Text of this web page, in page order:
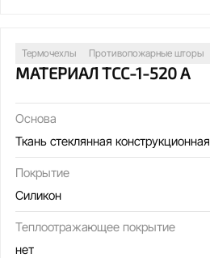
Термочехлы Противопожарные шторы
МАТЕРИАЛ ТСС-1-520 А
Основа
Ткань стеклянная конструкционная
Покрытие
Силикон
Теплоотражающее покрытие
нет